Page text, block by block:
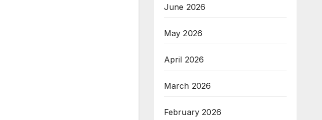
June 2026
May 2026
April 2026
March 2026
February 2026